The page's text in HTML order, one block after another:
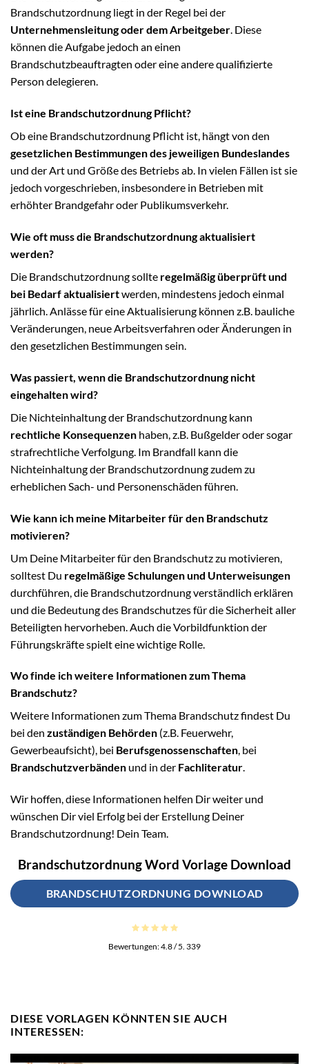
Brandschutzordnung liegt in der Regel bei der
Unternehmensleitung oder dem Arbeitgeber. Diese
können die Aufgabe jedoch an einen
Brandschutzbeauftragten oder eine andere qualifizierte
Person delegieren.
Ist eine Brandschutzordnung Pflicht?
Ob eine Brandschutzordnung Pflicht ist, hängt von den
gesetzlichen Bestimmungen des jeweiligen Bundeslandes
und der Art und Größe des Betriebs ab. In vielen Fällen ist sie
jedoch vorgeschrieben, insbesondere in Betrieben mit
erhöhter Brandgefahr oder Publikumsverkehr.
Wie oft muss die Brandschutzordnung aktualisiert
werden?
Die Brandschutzordnung sollte regelmäßig überprüft und
bei Bedarf aktualisiertwerden, mindestens jedoch einmal
jährlich. Anlässe für eine Aktualisierung können z.B. bauliche
Veränderungen, neue Arbeitsverfahren oder Änderungen in
den gesetzlichen Bestimmungen sein.
Was passiert, wenn die Brandschutzordnung nicht
eingehalten wird?
Die Nichteinhaltung der Brandschutzordnung kann
rechtliche Konsequenzen haben, z.B. Bußgelder oder sogar
strafrechtliche Verfolgung. Im Brandfall kann die
Nichteinhaltung der Brandschutzordnung zudem zu
erheblichen Sach- und Personenschäden führen.
Wie kann ich meine Mitarbeiter für den Brandschutz
motivieren?
Um Deine Mitarbeiter für den Brandschutz zu motivieren,
solltest Du regelmäßige Schulungen und Unterweisungen
durchführen, die Brandschutzordnung verständlich erklären
und die Bedeutung des Brandschutzes für die Sicherheit aller
Beteiligten hervorheben. Auch die Vorbildfunktion der
Führungskräfte spielt eine wichtige Rolle.
Wo finde ich weitere Informationen zum Thema
Brandschutz?
Weitere Informationen zum Thema Brandschutz findest Du
bei den zuständigen Behörden (z.B. Feuerwehr,
Gewerbeaufsicht), bei Berufsgenossenschaften, bei
Brandschutzverbänden und in der Fachliteratur.
Wir hoffen, diese Informationen helfen Dir weiter und
wünschen Dir viel Erfolg bei der Erstellung Deiner
Brandschutzordnung! Dein Team.
Brandschutzordnung Word Vorlage Download
BRANDSCHUTZORDNUNG DOWNLOAD
Bewertungen:4.8/ 5. 339
DIESE VORLAGEN KÖNNTEN SIE AUCH
INTERESSEN: